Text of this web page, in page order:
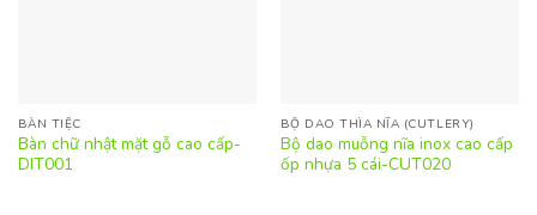
BÀN TIỆC
Bàn chữ nhật mặt gỗ cao cấp-
DIT001
BỘ DAO THÌA NĨA (CUTLERY)
Bộ dao muỗng nĩa inox cao cấp
ốp nhựa 5 cái-CUT020